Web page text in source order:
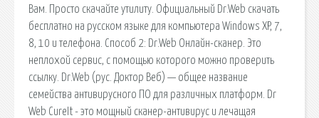
Вам. Просто скачайте утилиту. Официальный Dr.Web скачать
бесплатно на русском языке для компьютера Windows XP, 7,
8, 10 и телефона. Способ 2: Dr.Web Онлайн-сканер. Это
неплохой сервис, с помощью которого можно проверить
ссылку. Dr.Web (рус. Доктор Веб) — общее название
семейства антивирусного ПО для различных платформ. Dr
Web CureIt - это мощный сканер-антивирус и лечащая